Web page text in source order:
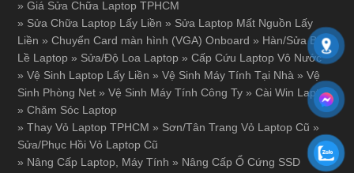
»Giá Sửa Chữa Laptop TPHCM
» Sửa Chữa Laptop Lấy Liền » Sửa Laptop Mất Nguồn Lấy
Liền »Chuyển Card màn hình (VGA) Onboard » Hàn/Sửa Bản
Lề Laptop » Sửa/Độ Loa Laptop »Cấp Cứu Laptop Vô Nước
»Vệ Sinh Laptop Lấy Liền »Vệ Sinh Máy Tính Tại Nhà »Vệ
Sinh Phòng Net »Vệ Sinh Máy Tính Công Ty »Cài Win Laptop
»Chăm Sóc Laptop
»Thay Vỏ Laptop TPHCM » Sơn/Tân Trang Vỏ Laptop Cũ »
Sửa/Phục Hồi Vỏ Laptop Cũ
» Nâng Cấp Laptop, Máy Tính » Nâng Cấp Ổ Cứng SSD